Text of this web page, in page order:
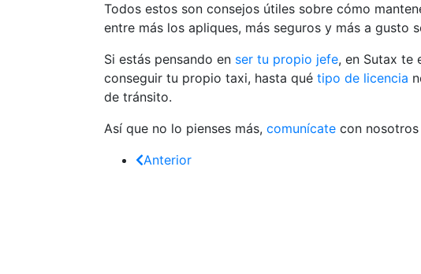
Todos estos son consejos útiles sobre cómo
entre más los apliques, más seguros y más a gusto
Si estás pensando en ser tu propio jefe, en Sutax te
conseguir tu propio taxi, hasta qué tipo de licencia
de tránsito.
Así que no lo pienses más, comunícate con
Anterior